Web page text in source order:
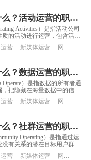
活动运营是指什么？活动运营的职能、工作内容及能力要求
Activities）是指活动公司
的活动进行运营，包含活动
接......
营 新媒体运营 网络运营
数据运营是指什么？数据运营的职能、工作内容及能力要求
）是指数据的所有者通
把隐藏在海量数据中的信息
式发布出去，......
营 新媒体运营 网络运营
社群运营是指什么？社群运营的职能、工作内容及能力要求
Operating）是指通过运
有关系的潜在目标用户群
成弱关系......
营 新媒体运营 网络运营